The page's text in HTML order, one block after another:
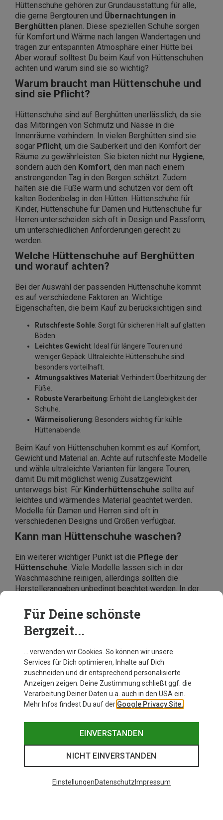
Hüttenschuhe gehören zur Grundausstattung für alle,
die gerne Bergtouren und Übernachtungen in
Berghütten planen. Diese speziellen Schuhe sorgen
für Komfort und Wärme nach langen Wandertagen und
tragen zur entspannten Atmosphäre einer Hütte bei.
Aber worauf solltest Du beim Kauf von Hüttenschuhen
achten und warum sind sie so wichtig?
Warum braucht man Hüttenschuhe und
sind sie Pflicht?
Hüttenschuhe sind auf Berghütten unerlässlich, da sie
das Mitbringen von Schmutz und Nässe in die
Innenräume verhindern. In vielen Berghütten sind sie
sogar Pflicht, um die Sauberkeit und den Komfort der
Räume zu gewährleisten. Sie bieten nicht nur Hygiene,
sondern auch den Komfort, den man nach einem
anstrengenden Tag in den Bergen schätzt. Zudem
halten sie die Füße warm und schützen vor dem oft
kalten Bodenbelag in den Hütten. Hüttenschuhe für
Kinder, Hüttenschuhe für Damen und Hüttenschuhe für
Herren unterscheiden sich oft in Design und Passform,
um unterschiedlichen Anforderungen gerecht zu
werden.
Welche Hüttenschuhe auf Berghütten
und worauf achten?
Bei der Auswahl der passenden Hüttenschuhe kommt
es auf verschiedene Faktoren an. Wichtige
Eigenschaften, die beim Kauf zu berücksichtigen sind:
Rutschfeste Sohle: Sorgt für sicheren Halt auf glatten
Böden.
Leichtes Gewicht: Ideal für längere Touren und
weniger Gepäck. Ultraleichte Hüttenschuhe sind
besonders vorteilhaft.
Atmungsaktives Material : Verhindert Überhitzung der
Füße.
Robuste Verarbeitung: Erhöht die Langlebigkeit der
Schuhe.
Wärmeisolierung: Besonders wichtig für kühle
Hüttenabende.
Beim Kauf von Hüttenschuhen kommt es auf Komfort,
Gewicht und Material an. Achte auf rutschfeste Modelle
und wähle ultraleichte Varianten für längere Touren,
damit Du mit möglichst wenig Zusatzgewicht
unterwegs bist. Für Kinderhüttenschuhe sollte auf
leichtes und wärmendes Material geachtet werden.
Modelle für Damen und Herren sind oft in
verschiedenen Designs und Größen verfügbar.
Kann man Hüttenschuhe waschen?
Ein weiterer wichtiger Punkt ist die Pflege der
Hüttenschuhe. Viele Modelle lassen sich in der
Waschmaschine reinigen, allerdings sollten die
Herstellerangaben unbedingt beachtet werden. In der
Temperaturen zu waschen, um Material und Form zu
schonen. Hüttenhausschuhe aus Filz
Textilien sollten per Hand gewaschen werden, um ihre
Für Deine schönste
Bergzeit...
… verwenden wir Cookies. So können wir unsere
Services für Dich optimieren, Inhalte auf Dich
zuschneiden und dir entsprechend personalisierte
Anzeigen zeigen. Deine Zustimmung schließt ggf. die
Verarbeitung Deiner Daten u.a. auch in den USA ein.
Mehr Infos findest Du auf der Google Privacy Site.
EINVERSTANDEN
NICHT EINVERSTANDEN
EinstellungenDatenschutz Impressum